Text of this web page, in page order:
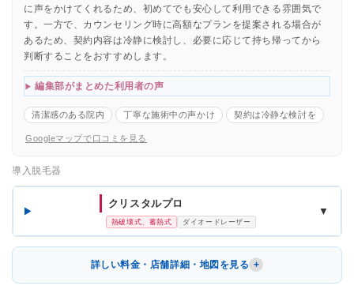
に声をかけてくれるため、初めてでも安心して利用できる雰囲気で
す。一方で、カウンセリング時に高額なプランを提案される場合が
あるため、契約内容は冷静に検討し、必要に応じて持ち帰ってから
判断することをおすすめします。
編集部がまとめた利用者の声
清潔感のある院内 丁寧な施術中の声かけ 契約は冷静な検討を
Googleマップで口コミを見る
導入脱毛器
クリスタルプロ
熱破壊式、蓄熱式 ダイオードレーザー
▼
詳しい料金・店舗詳細・地図を見る